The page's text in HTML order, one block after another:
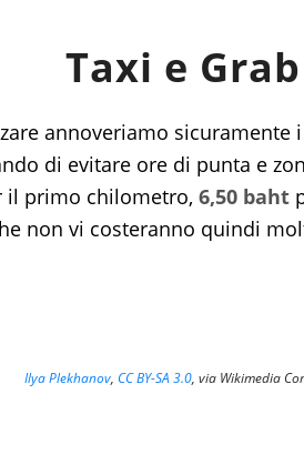
Taxi e Grab
annoveriamo sicuramente
di evitare ore di punta e
il primo chilometro, 6,50 baht
non vi costeranno quindi
Ilya Plekhanov, CC BY-SA 3.0, via Wikimedia